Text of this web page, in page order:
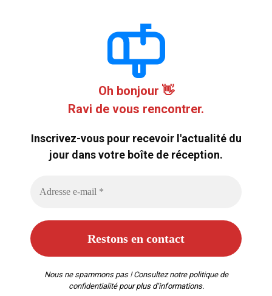
Oh bonjour 👋
Ravi de vous rencontrer.
Inscrivez-vous pour recevoir l'actualité du
jour dans votre boîte de réception.
Nous ne spammons pas ! Consultez notre politique de
confidentialitépour plus d’informations.